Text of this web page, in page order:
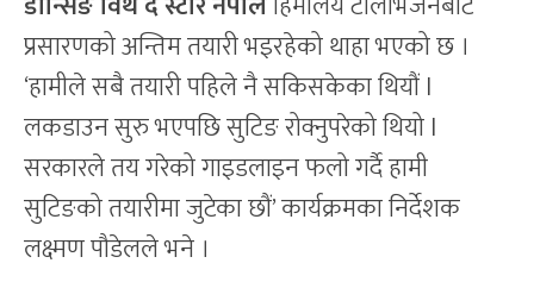
प्रसारणको अन्तिम तयारी भइरहेको थाहा भएको छ ।
‘हामीले सबै तयारी पहिले नै सकिसकेका थियौं l
लकडाउन सुरु भएपछि सुटिङ रोक्नुपरेको थियो l
सरकारले तय गरेको गाइडलाइन फलो गर्दै हामी
सुटिङको तयारीमा जुटेका छौं’ कार्यक्रमका निर्देशक
लक्ष्मण पौडेलले भने ।